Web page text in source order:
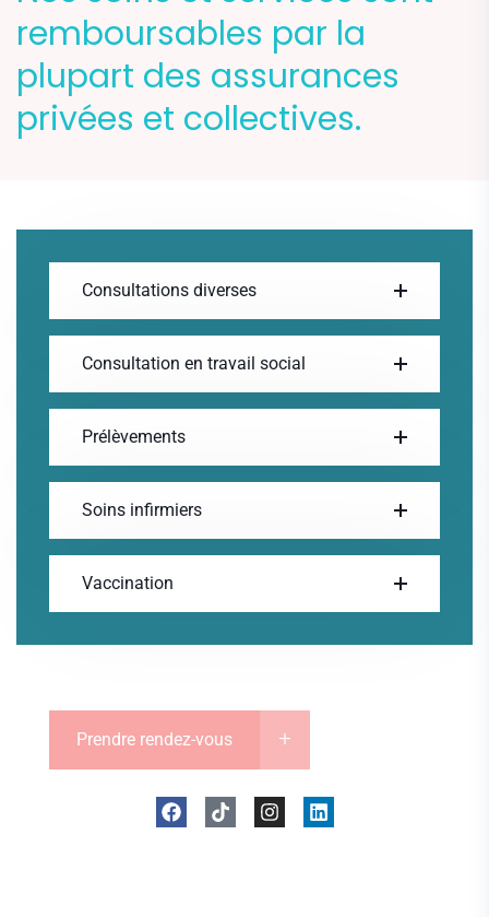
Consultations diverses
Consultation en travail social
Prélèvements
Soins infirmiers
Vaccination
Prendre rendez-vous
remboursables par la
plupart des assurances
privées et collectives.